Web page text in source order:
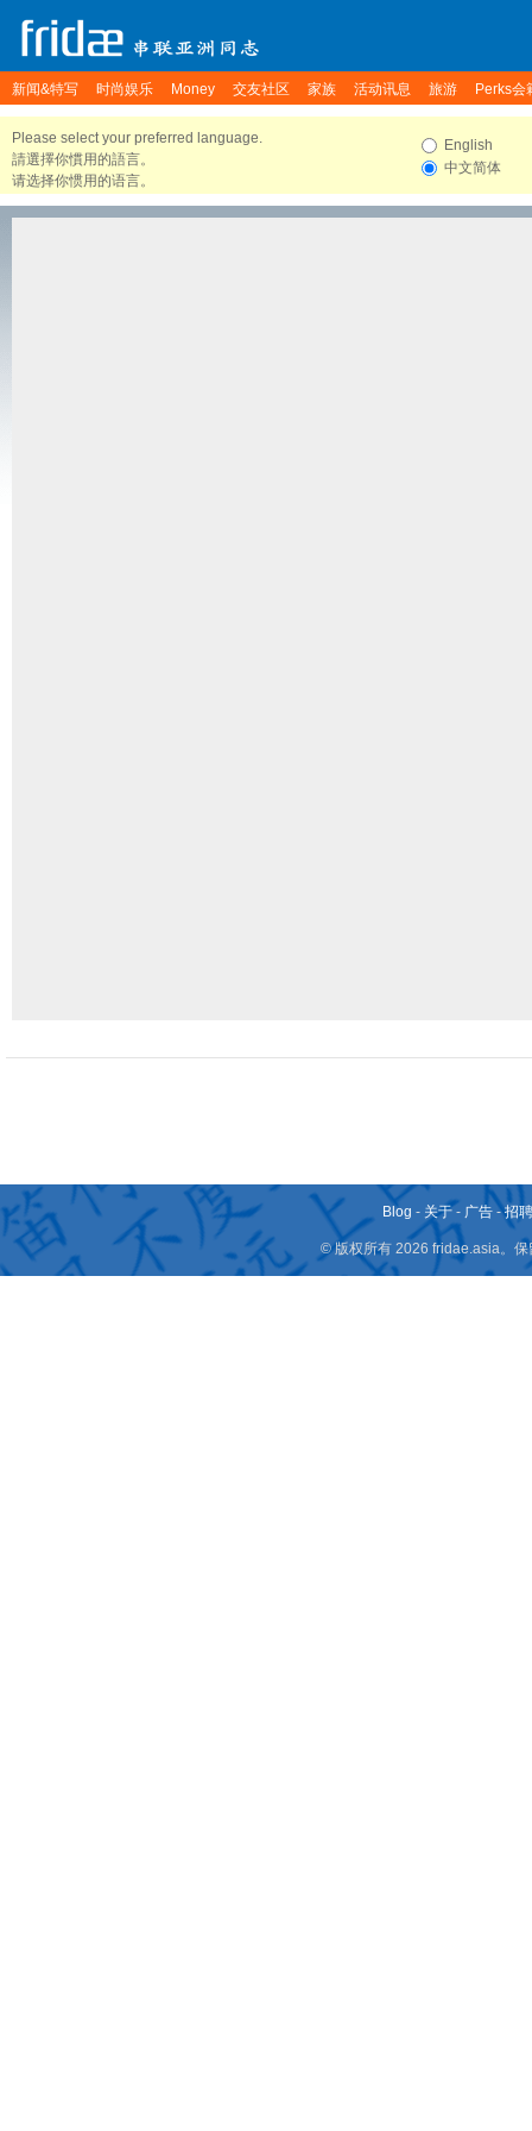
新闻&特写 时尚娱乐 Money 交友社区 家族 活动讯息 旅游 Perks会
Please select your preferred language.
請選擇你慣用的語言。
请选择你惯用的语言。
English
中文简体
Blog - 关于 - 广告 -招
© 版权所有 2026 fridae.asia。